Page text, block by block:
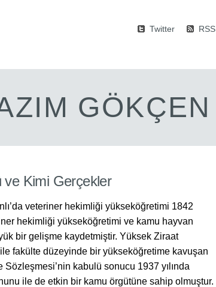
Twitter RSS
GÖKÇEN
ve Kimi Gerçekler
veteriner hekimliği yükseköğretimi 1842
hekimliği yükseköğretimi ve kamu hayvan
bir gelişme kaydetmiştir. Yüksek Ziraat
fakülte düzeyinde bir yükseköğretime kavuşan
kabulü sonucu 1937 yılında
ile de etkin bir kamu örgütüne sahip olmuştur.